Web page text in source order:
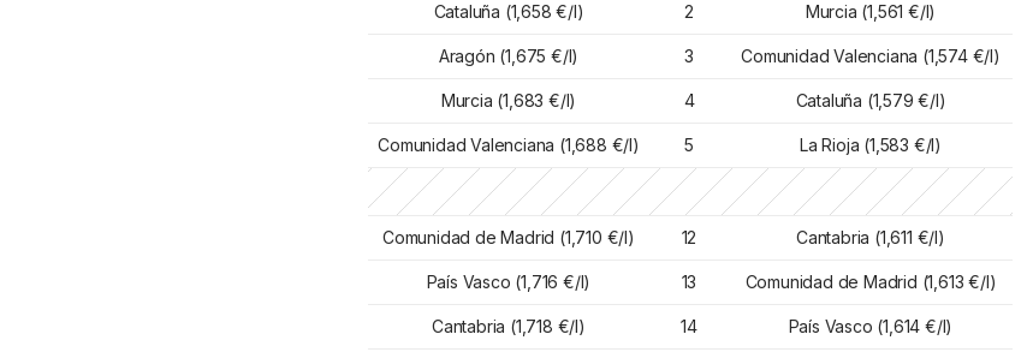
Cataluña (1,658 €/l) 2 Murcia (1,561 €/l)
Aragón (1,675 €/l) 3 Comunidad Valenciana (1,574 €/l)
Murcia (1,683 €/l) 4 Cataluña (1,579 €/l)
Comunidad Valenciana (1,688 €/l) 5 La Rioja (1,583 €/l)
Comunidad de Madrid (1,710 €/l) 12 Cantabria (1,611 €/l)
País Vasco (1,716 €/l) 13 Comunidad de Madrid (1,613 €/l)
Cantabria (1,718 €/l) 14 País Vasco (1,614 €/l)